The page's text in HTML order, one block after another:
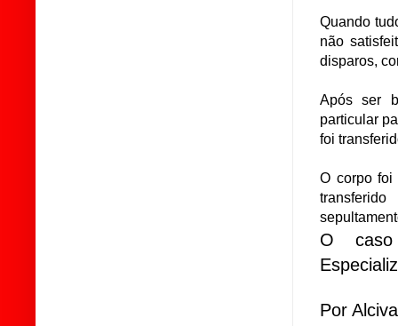
Quando
não
disparos,
Após ser
particular
foi
O corpo foi
O caso
Por